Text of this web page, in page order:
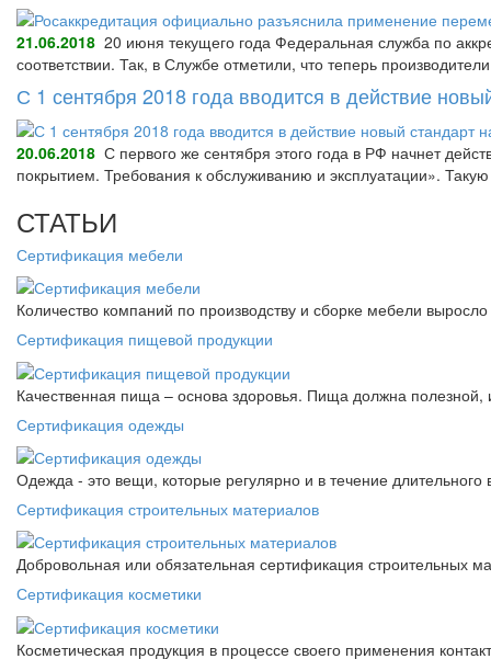
21.06.2018 20 июня текущего года Федеральная служба по
соответствии. Так, в Службе отметили, что теперь
С 1 сентября 2018 года вводится в действие
20.06.2018 С первого же сентября этого года в РФ начнет
покрытием. Требования к обслуживанию и эксплуатации».
СТАТЬИ
Сертификация мебели
Количество компаний по производству и сборке мебели
Сертификация пищевой продукции
Качественная пища – основа здоровья. Пища должна
Сертификация одежды
Одежда - это вещи, которые регулярно и в течение
Сертификация строительных материалов
Добровольная или обязательная сертификация строительных
Сертификация косметики
Косметическая продукция в процессе своего применения